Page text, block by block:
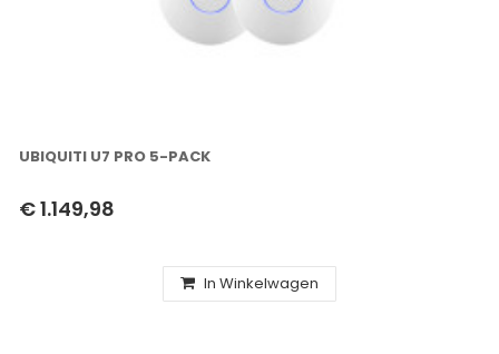
UBIQUITI U7 PRO 5-PACK
€ 1.149,98
In Winkelwagen